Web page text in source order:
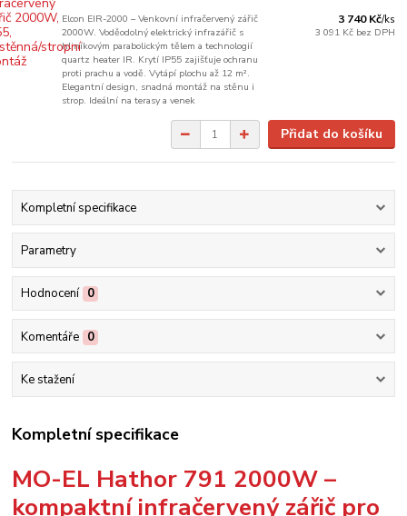
Elcon EIR-2000 – Venkovní infračervený zářič
2000W. Voděodolný elektrický infrazářič s
hliníkovým parabolickým tělem a technologií
quartz heater IR. Krytí IP55 zajišťuje ochranu
proti prachu a vodě. Vytápí plochu až 12 m².
Elegantní design, snadná montáž na stěnu i
strop. Ideální na terasy a venek
3 740 Kč/ks
3 091 Kč bez DPH
Přidat do košíku
Kompletní specifikace
Parametry
Hodnocení 0
Komentáře 0
Ke stažení
Kompletní specifikace
MO-EL Hathor 791 2000W –
kompaktní infračervený zářič pro